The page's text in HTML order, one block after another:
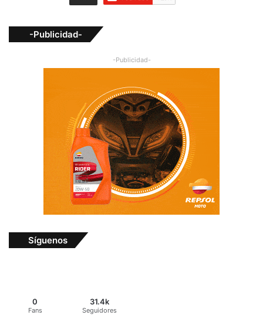
-Publicidad-
-Publicidad-
Síguenos
0
Fans
31.4k
Seguidores